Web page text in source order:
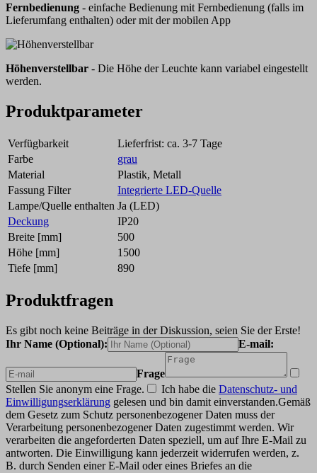
Fernbedienung - einfache Bedienung mit Fernbedienung (falls im
Lieferumfang enthalten) oder mit der mobilen App
Höhenverstellbar - Die Höhe der Leuchte kann variabel eingestellt
werden.
Produktparameter
Verfügbarkeit
Lieferfrist: ca. 3-7 Tage
Farbe
grau
Material
Plastik, Metall
Fassung Filter
Integrierte LED-Quelle
Lampe/Quelle enthalten Ja (LED)
Deckung
IP20
Breite [mm]
500
Höhe [mm]
1500
Tiefe [mm]
890
Produktfragen
Es gibt noch keine Beiträge in der Diskussion, seien Sie der Erste!
Ihr Name (Optional):
E-mail:
Frage
Stellen Sie anonym eine Frage.
Ich habe die Datenschutz- und
Einwilligungserklärung gelesen und bin damit einverstanden.Gemäß
dem Gesetz zum Schutz personenbezogener Daten muss der
Verarbeitung personenbezogener Daten zugestimmt werden. Wir
verarbeiten die angeforderten Daten speziell, um auf Ihre E-Mail zu
antworten. Die Einwilligung kann jederzeit widerrufen werden, z.
B. durch Senden einer E-Mail oder eines Briefes an die